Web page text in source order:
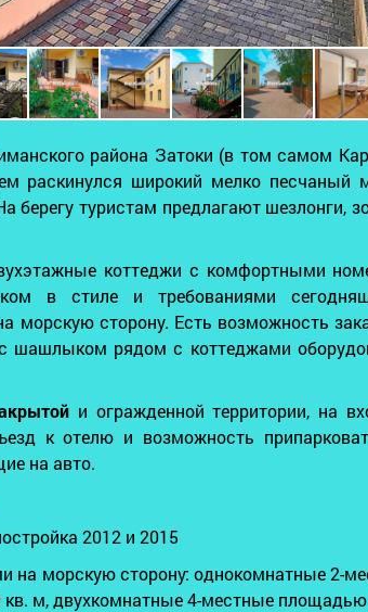
района Затоки (в том самом
раскинулся широкий мелко песчаный
берегу туристам предлагают шезлонги,
коттеджи с комфортными
в стиле и требованиями
морскую сторону. Есть возможность
шашлыком рядом с коттеджами
и огражденной территории, на
к отелю и возможность
на авто.
2012 и 2015
на морскую сторону: однокомнатные 2-
м, двухкомнатные 4-местные